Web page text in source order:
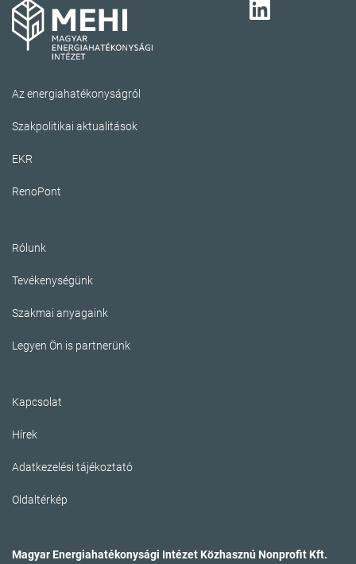
Az energiahatékonyságról
Szakpolitikai aktualitások
EKR
RenoPont
Rólunk
Tevékenységünk
Szakmai anyagaink
Legyen Ön is partnerünk
Kapcsolat
Hírek
Adatkezelési tájékoztató
Oldaltérkép
Magyar Energiahatékonysági Intézet Közhasznú Nonprofit Kft.